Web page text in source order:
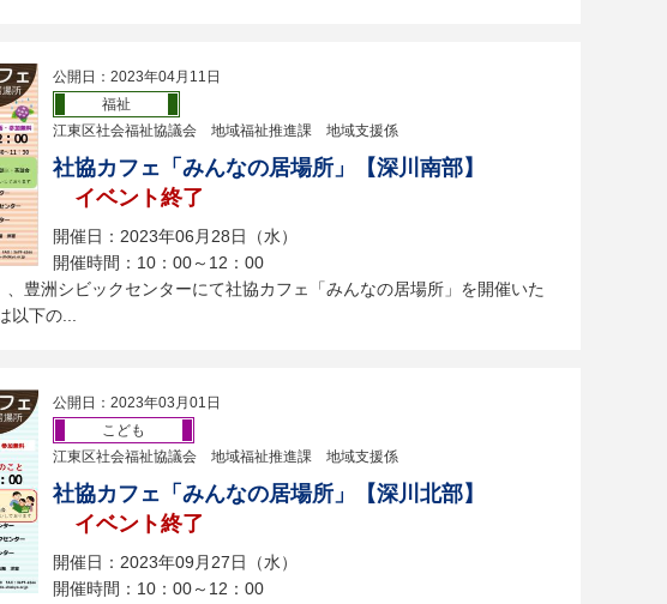
公開日：2023年04月11日
福祉
江東区社会福祉協議会 地域福祉推進課 地域支援係
社協カフェ「みんなの居場所」【深川南部】
イベント終了
開催日：2023年06月28日（水）
開催時間：10：00～12：00
、豊洲シビックセンターにて社協カフェ「みんなの居場所」を開催いた
以下の...
公開日：2023年03月01日
こども
江東区社会福祉協議会 地域福祉推進課 地域支援係
社協カフェ「みんなの居場所」【深川北部】
イベント終了
開催日：2023年09月27日（水）
開催時間：10：00～12：00